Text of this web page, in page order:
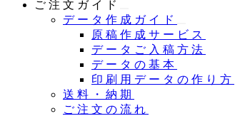
ご注文ガイド
データ作成ガイド
原稿作成サービス
データご入稿方法
データの基本
印刷用データの作り方
送料・納期
ご注文の流れ